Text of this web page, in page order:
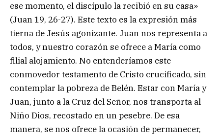
ese momento, el discípulo la recibió en su casa»
(Juan 19, 26-27). Este texto es la expresión más
tierna de Jesús agonizante. Juan nos representa a
todos, y nuestro corazón se ofrece a María como
filial alojamiento. No entenderíamos este
conmovedor testamento de Cristo crucificado, sin
contemplar la pobreza de Belén. Estar con María y
Juan, junto a la Cruz del Señor, nos transporta al
Niño Dios, recostado en un pesebre. De esa
manera, se nos ofrece la ocasión de permanecer,